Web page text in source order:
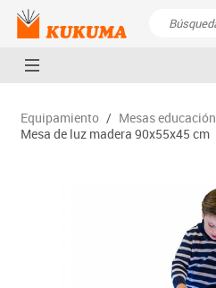
Equipamiento / Mesas educación
Mesa de luz madera 90x55x45 cm